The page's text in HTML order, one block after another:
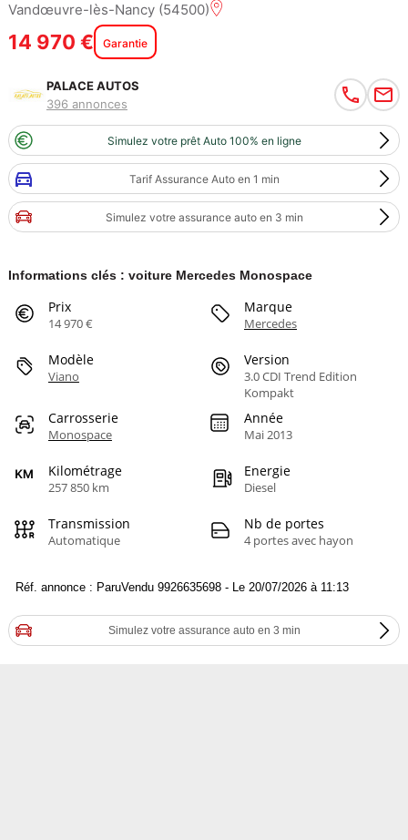
Vandœuvre-lès-Nancy (54500)
14 970 € Garantie
PALACE AUTOS
396 annonces
Simulez votre prêt Auto 100% en ligne
Tarif Assurance Auto en 1 min
Simulez votre assurance auto en 3 min
Informations clés : voiture Mercedes Monospace
Prix
14 970 €
Marque
Mercedes
Modèle
Viano
Version
3.0 CDI Trend Edition
Kompakt
Carrosserie
Monospace
Année
Mai 2013
Kilométrage
257 850 km
Energie
Diesel
Transmission
Automatique
Nb de portes
4 portes avec hayon
Réf. annonce : ParuVendu 9926635698 - Le 20/07/2026 à 11:13
Simulez votre assurance auto en 3 min